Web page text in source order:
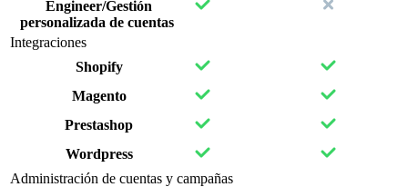
Engineer/Gestión
personalizada de cuentas
Integraciones
Shopify
Magento
Prestashop
Wordpress
Administración de cuentas y campañas